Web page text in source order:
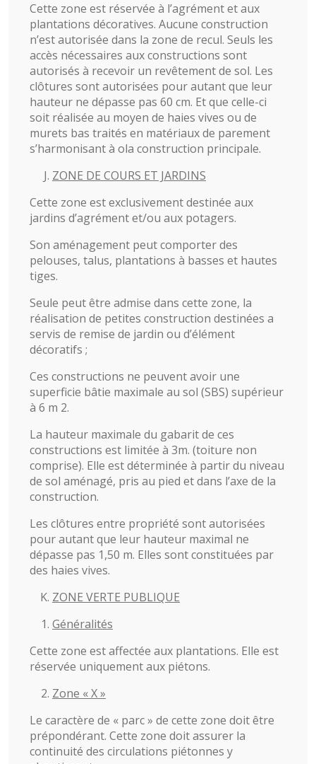
Cette zone est réservée à l’agrément et aux
plantations décoratives. Aucune construction
n’est autorisée dans la zone de recul. Seuls les
accès nécessaires aux constructions sont
autorisés à recevoir un revêtement de sol. Les
clôtures sont autorisées pour autant que leur
hauteur ne dépasse pas 60 cm. Et que celle-ci
soit réalisée au moyen de haies vives ou de
murets bas traités en matériaux de parement
s’harmonisant à ola construction principale.
ZONE DE COURS ET JARDINS
Cette zone est exclusivement destinée aux
jardins d’agrément et/ou aux potagers.
Son aménagement peut comporter des
pelouses, talus, plantations à basses et hautes
tiges.
Seule peut être admise dans cette zone, la
réalisation de petites construction destinées a
servis de remise de jardin ou d’élément
décoratifs ;
Ces constructions ne peuvent avoir une
superficie bâtie maximale au sol (SBS) supérieur
à 6 m 2.
La hauteur maximale du gabarit de ces
constructions est limitée à 3m. (toiture non
comprise). Elle est déterminée à partir du niveau
de sol aménagé, pris au pied et dans l’axe de la
construction.
Les clôtures entre propriété sont autorisées
pour autant que leur hauteur maximal ne
dépasse pas 1,50 m. Elles sont constituées par
des haies vives.
ZONE VERTE PUBLIQUE
Généralités
Cette zone est affectée aux plantations. Elle est
réservée uniquement aux piétons.
Zone « X »
Le caractère de « parc » de cette zone doit être
prépondérant. Cette zone doit assurer la
continuité des circulations piétonnes y